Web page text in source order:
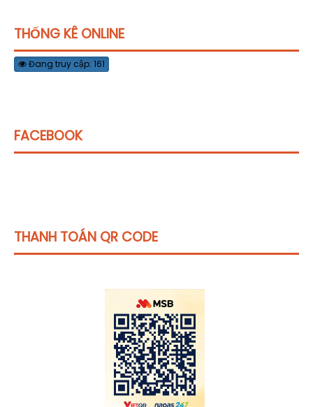
THỐNG KÊ ONLINE
Đang truy cập: 161
FACEBOOK
THANH TOÁN QR CODE